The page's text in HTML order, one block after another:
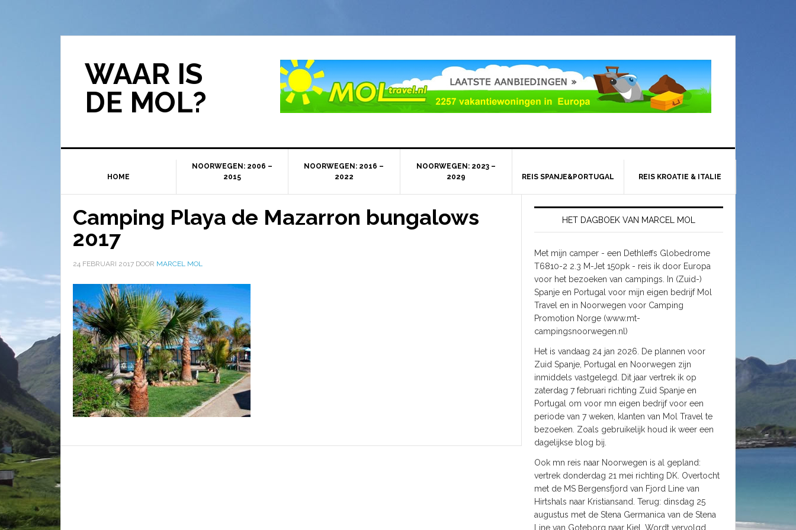
WAAR IS
DE MOL?
HOME
NOORWEGEN: 2006 –
2015
NOORWEGEN: 2016 –
2022
NOORWEGEN: 2023 –
2029
REIS SPANJE&PORTUGAL REIS KROATIE & ITALIE
Camping Playa de Mazarron bungalows
2017
24 FEBRUARI 2017 DOOR MARCEL MOL
HET DAGBOEK VAN MARCEL MOL
Met mijn camper - een Dethleffs Globedrome
T6810-2 2.3 M-Jet 150pk - reis ik door Europa
voor het bezoeken van campings. In (Zuid-)
Spanje en Portugal voor mijn eigen bedrijf Mol
Travel en in Noorwegen voor Camping
Promotion Norge (www.mt-
campingsnoorwegen.nl)
Het is vandaag 24 jan 2026. De plannen voor
Zuid Spanje, Portugal en Noorwegen zijn
inmiddels vastgelegd. Dit jaar vertrek ik op
zaterdag 7 februari richting Zuid Spanje en
Portugal om voor mn eigen bedrijf voor een
periode van 7 weken, klanten van Mol Travel te
bezoeken. Zoals gebruikelijk houd ik weer een
dagelijkse blog bij.
Ook mn reis naar Noorwegen is al gepland:
vertrek donderdag 21 mei richting DK. Overtocht
met de MS Bergensfjord van Fjord Line van
Hirtshals naar Kristiansand. Terug: dinsdag 25
augustus met de Stena Germanica van de Stena
Line van Goteborg naar Kiel. Wordt vervolgd.